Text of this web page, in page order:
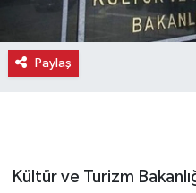
Paylaş
Kültür ve Turizm